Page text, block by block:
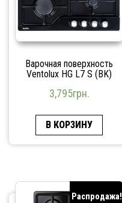
Варочная поверхность
Ventolux HG L7 S (BK)
3,795грн.
В КОРЗИНУ
Распродажа!